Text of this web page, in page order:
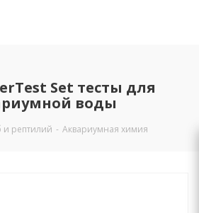
Set тесты для
воды
рептилий - Аквариумная химия